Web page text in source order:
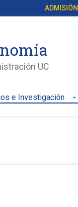
ADMISIÓN
UC
e Investigación arrow_drop_down